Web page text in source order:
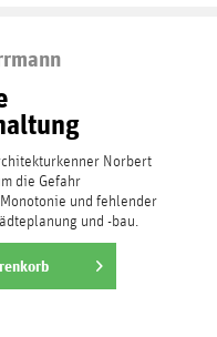
Norbert
die Gefahr
und fehlender
und -bau.